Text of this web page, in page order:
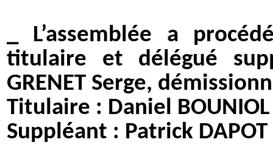
_ L’assemblée a
titulaire et délégué
GRENET Serge,
Titulaire : Daniel BOUNIOL
Suppléant : Patrick DAPOT